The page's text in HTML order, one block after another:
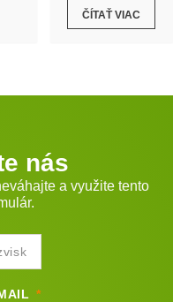
ČÍTAŤ VIAC
nás
a využite tento